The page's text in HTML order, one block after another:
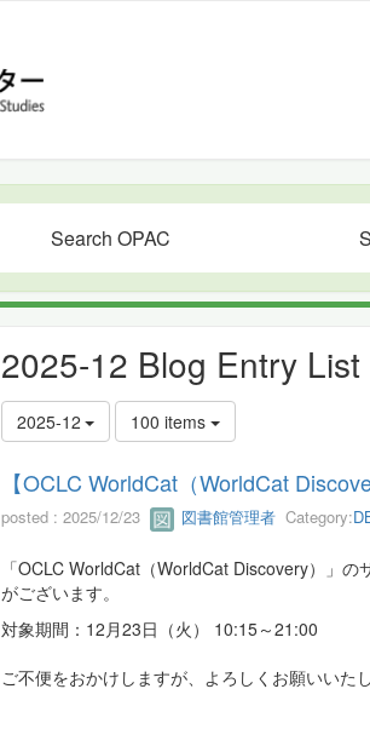
Search OPAC
2025-12 Blog Entry List
2025-12 100 items
【OCLC WorldCat（WorldCat
posted : 2025/12/23 図書館管理者 Category:
「OCLC WorldCat（WorldCat Discovery）」
がございます。
対象期間：12月23日（火） 10:15～21:00
ご不便をおかけしますが、よろしくお願いいたし